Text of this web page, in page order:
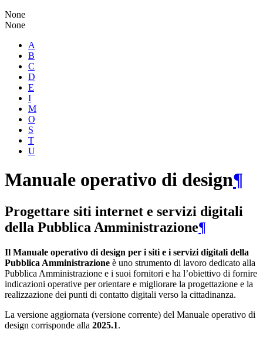
None
None
A
B
C
D
E
I
M
O
S
T
U
Manuale operativo di design¶
Progettare siti internet e servizi digitali
della Pubblica Amministrazione¶
Il Manuale operativo di design per i siti e i servizi digitali della
Pubblica Amministrazione è uno strumento di lavoro dedicato alla
Pubblica Amministrazione e i suoi fornitori e ha l’obiettivo di fornire
indicazioni operative per orientare e migliorare la progettazione e la
realizzazione dei punti di contatto digitali verso la cittadinanza.
La versione aggiornata (versione corrente) del Manuale operativo di
design corrisponde alla 2025.1.